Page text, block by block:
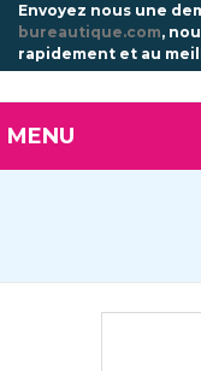
Envoyez nous une
bureautique.com,
rapidement et au
MENU